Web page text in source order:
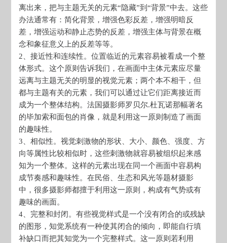
离出来，把与主题无关的元素“隐藏”到“背景”中去。这些
办法通常有：简化背景，增强色彩反差，增强明暗反
差，增强运动和静止态势的反差，增强主体与背景在概
念和象征意义上的反差等等。
2、接近性和连续性。位置临近的元素容易被看成一个整
体形式。这个原则告诉我们，在画面中主体元素应尽量
远离与主题无关的明显的视觉元素；两个本不相干，但
都与主题有关的元素，我们可以通过让它们距离接近而
成为一个整体结构。法国摄影师罗贝尔.杜瓦诺那幅著名
的毕加索和面包的肖像，就是利用这一原则制造了画面
的趣味性。
3、相似性。视觉刺激物的形状、大小、颜色、强度、方
向等属性比较相似时，这些刺激物就容易被组织起来感
知为一个整体。这样的元素出现在同一个画面中容易构
成节奏感和趣味性。在民俗、生态和风光等题材摄影
中，很多摄影师都擅于利用这一原则，构成有气势或有
趣味的画面。
4、完整和封闭。有些视觉样式是一个没有闭合的或残缺
的图形，知觉系统有一种使其闭合的倾向，即能自行填
补缺口而把其知觉为一个完整样式。这一原则若利用